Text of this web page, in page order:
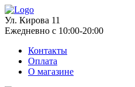
Ул. Кирова 11
Ежедневно с 10:00-20:00
Контакты
Оплата
О магазине